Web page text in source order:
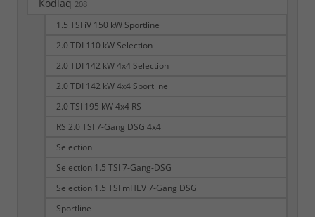
Kodiaq 208
1.5 TSI iV 150 kW Sportline
2.0 TDI 110 kW Selection
2.0 TDI 142 kW 4x4 Selection
2.0 TDI 142 kW 4x4 Sportline
2.0 TSI 195 kW 4x4 RS
RS 2.0 TSI 7-Gang DSG 4x4
Selection
Selection 1.5 TSI 7-Gang-DSG
Selection 1.5 TSI mHEV 7-Gang DSG
Sportline